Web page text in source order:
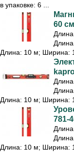
в упаковке: 6 ...
60
Длина: 10 м; Ширина:
Длина: 10 м; Ширина:
781-
Длина: 10 м; Ширина: